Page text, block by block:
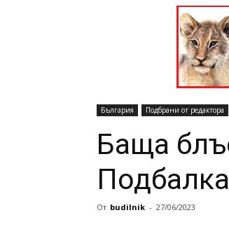
България Подбрани от редактора
Баща
От budilnik - 27/06/2023